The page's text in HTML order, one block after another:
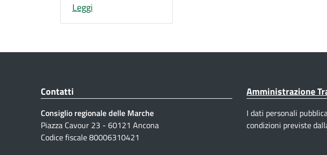
Leggi
Contatti
Consiglio regionale delle Marche
Piazza Cavour 23 - 60121 Ancona
Codice fiscale 80006310421
Amministrazione
I dati personali
condizioni previste